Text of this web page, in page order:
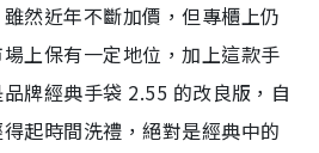
然近年不斷加價，但專櫃上仍
上保有一定地位，加上這款手
牌經典手袋 2.55 的改良版，自
起時間洗禮，絕對是經典中的